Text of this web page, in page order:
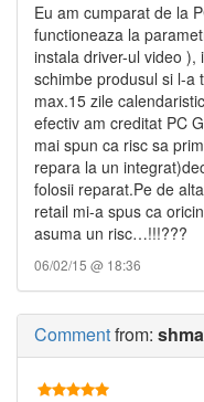
Eu am cumparat de la
functioneaza la
instala driver-ul video
schimbe produsul si l-a
max.15 zile
efectiv am creditat PC
mai spun ca risc sa
repara la un
folosii reparat.Pe de
retail mi-a spus ca
asuma un risc…!!!???
06/02/15 @ 18:36
Commentfrom: